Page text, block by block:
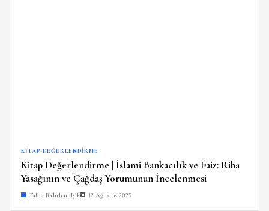
KITAP-DEĞERLENDIRME
Kitap Değerlendirme | İslami Bankacılık ve Faiz: Riba
Yasağının ve Çağdaş Yorumunun İncelenmesi
Talha Bedirhan Işık 12 Ağustos 2025